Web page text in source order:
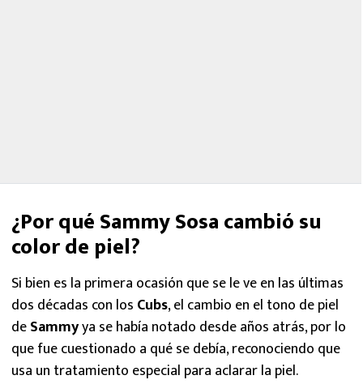
¿Por qué Sammy Sosa cambió su
color de piel?
Si bien es la primera ocasión que se le ve en las últimas
dos décadas con los Cubs, el cambio en el tono de piel
deSammyya se había notado desde años atrás, por lo
que fue cuestionado a qué se debía, reconociendo que
usa un tratamiento especial para aclarar la piel.